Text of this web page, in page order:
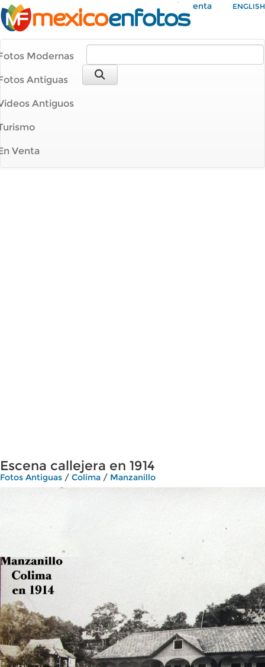
Mi Cuenta ENGLISH
Modernas
Antiguas
Antiguos
Venta
Escena callejera en 1914
Fotos Antiguas / Colima / Manzanillo